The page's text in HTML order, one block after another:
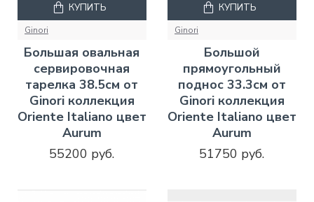
Ginori
Большая овальная
сервировочная
тарелка 38.5см от
Ginori коллекция
Oriente Italiano цвет
Aurum
55200 руб.
КУПИТЬ
Ginori
Большой
прямоугольный
поднос 33.3см от
Ginori коллекция
Oriente Italiano цвет
Aurum
51750 руб.
КУПИТЬ